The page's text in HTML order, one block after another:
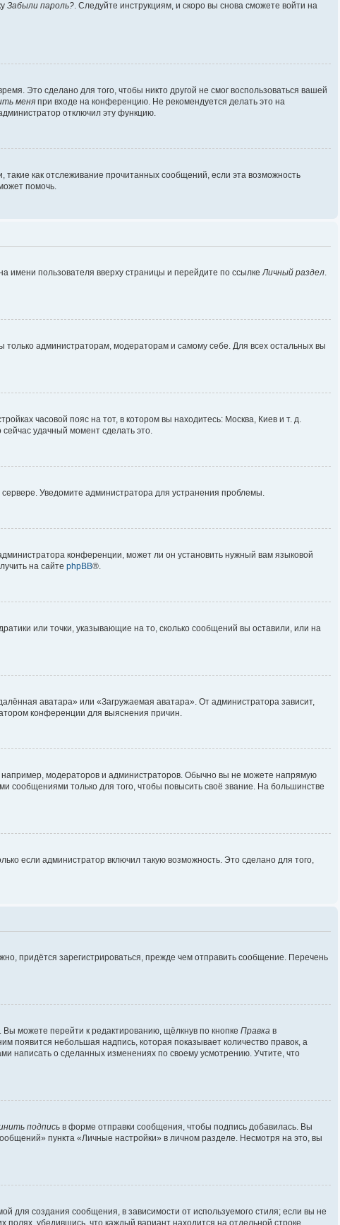
Забыли пароль?. Следуйте инструкциям, и скоро вы снова сможете войти на
Это сделано для того, чтобы никто другой не смог воспользоваться вашей
меня при входе на конференцию. Не рекомендуется делать это на
отключил эту функцию.
как отслеживание прочитанных сообщений, если эта возможность
помочь.
имени пользователя вверху страницы и перейдите по ссылкеЛичный раздел.
только администраторам, модераторам и самому себе. Для всех остальных вы
часовой пояс на тот, в котором вы находитесь: Москва, Киев и т. д.
сейчас удачный момент сделать это.
Уведомите администратора для устранения проблемы.
конференции, может ли он установить нужный вам языковой
на сайте phpBB®.
или точки, указывающие на то, сколько сообщений вы оставили, или на
аватара» или «Загружаемая аватара». От администратора зависит,
конференции для выяснения причин.
модераторов и администраторов. Обычно вы не можете напрямую
только для того, чтобы повысить своё звание. На большинстве
если администратор включил такую возможность. Это сделано для того,
придётся зарегистрироваться, прежде чем отправить сообщение. Перечень
можете перейти к редактированию, щёлкнув по кнопке Правка в
появится небольшая надпись, которая показывает количество правок, а
написать о сделанных изменениях по своему усмотрению. Учтите, что
подпись в форме отправки сообщения, чтобы подпись добавилась. Вы
пункта «Личные настройки» в личном разделе. Несмотря на это, вы
для создания сообщения, в зависимости от используемого стиля; если вы не
убедившись, что каждый вариант находится на отдельной строке